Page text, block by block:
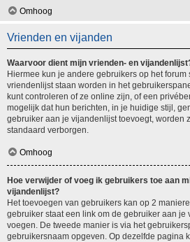
Omhoog
Vrienden en vijanden
Waarvoor dient mijn vrienden- en
Hiermee kun je andere gebruikers op het
vriendenlijst staan worden in het
kunt controleren of ze online zijn, of een
mogelijk dat hun berichten, in je huidige stijl,
gebruiker aan je vijandenlijst toevoegt, worden
standaard verborgen.
Omhoog
Hoe verwijder of voeg ik gebruikers toe aan
vijandenlijst?
Het toevoegen van gebruikers kan op 2
gebruiker staat een link om de gebruiker aan je
voegen. De tweede manier is via het
gebruikersnaam opgeven. Op dezelfde pagina